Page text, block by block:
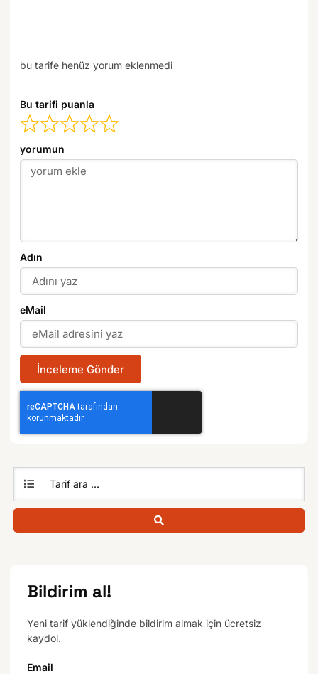
bu tarife henüz yorum eklenmedi
Bu tarifi puanla
yorumun
Adın
eMail
İnceleme Gönder
Bildirim al!
Yeni tarif yüklendiğinde bildirim almak için ücretsiz
kaydol.
Email